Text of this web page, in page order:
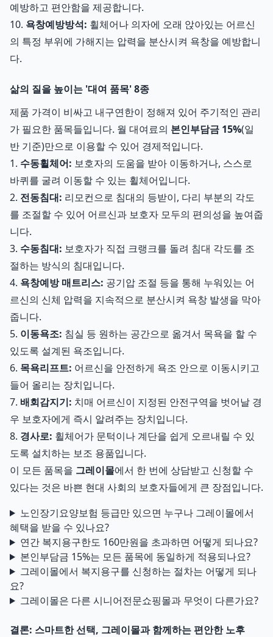
예방하고 편안함을 제공합니다.
10. 욕창예방방석: 휠체어나 의자에 오래 앉아있는 어르신
의 특정 부위에 가해지는 압력을 분산시켜 욕창을 예방합니
다.
삶의 질을 높이는 '대여 품목' 8종
제품 가격이 비싸고 내구연한이 정해져 있어 주기적인 관리
가 필요한 품목들입니다. 월 대여료의 본인부담금 15%(일
반 기준)만으로 이용할 수 있어 경제적입니다.
1. 수동휠체어: 보호자의 도움을 받아 이동하거나, 스스로
바퀴를 굴려 이동할 수 있는 휠체어입니다.
2. 전동침대: 리모컨으로 침대의 등받이, 다리 부분의 각도
를 조절할 수 있어 어르신과 보호자 모두의 편의성을 높여줍
니다.
3. 수동침대: 보호자가 직접 크랭크를 돌려 침대 각도를 조
절하는 방식의 침대입니다.
4. 욕창예방 매트리스: 공기압 조절 등을 통해 누워있는 어
르신의 신체 압력을 지속적으로 분산시켜 욕창 발생을 막아
줍니다.
5. 이동욕조: 침실 등 원하는 공간으로 옮겨서 목욕을 할 수
있도록 설계된 욕조입니다.
6. 목욕리프트: 어르신을 안전하게 욕조 안으로 이동시키고
들어 올리는 장치입니다.
7. 배회감지기: 치매 어르신이 지정된 안전구역을 벗어날 경
우 보호자에게 즉시 알려주는 장치입니다.
8. 경사로: 휠체어가 문턱이나 계단을 쉽게 오르내릴 수 있
도록 설치하는 보조 용품입니다.
이 모든 품목을 그레이몰에서 한 번에 상담받고 신청할 수
있다는 것은 바쁜 현대 사회의 보호자들에게 큰 장점입니다.
노인장기요양보험 등급만 있으면 누구나 그레이몰에서
혜택을 받을 수 있나요?
연간 복지용구한도 160만원을 초과하면 어떻게 되나요?
본인부담금 15%는 모든 품목에 동일하게 적용되나요?
그레이몰에서 복지용구를 신청하는 절차는 어떻게 되나
요?
그레이몰은 다른 시니어전문쇼핑몰과 무엇이 다른가요?
결론: 스마트한 선택, 그레이몰과 함께하는 편안한 노후